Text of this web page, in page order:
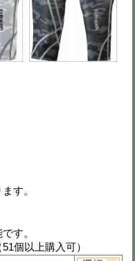
割！50点以上
カートで自動計
ンプレッション)